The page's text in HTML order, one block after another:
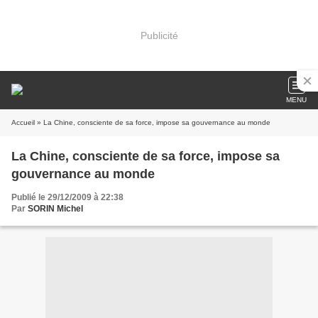
Publicité
MENU
Accueil » La Chine, consciente de sa force, impose sa gouvernance au monde
La Chine, consciente de sa force, impose sa
gouvernance au monde
Publié le 29/12/2009 à 22:38
Par SORIN Michel